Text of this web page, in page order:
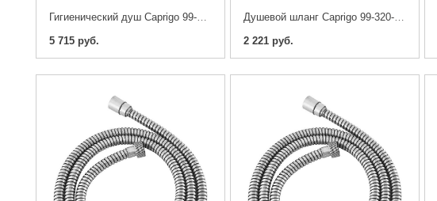
Гигиенический душ Caprigo 99-063-crm
5 715 руб.
Душевой шланг Caprigo 99-320-crm 200 см
2 221 руб.